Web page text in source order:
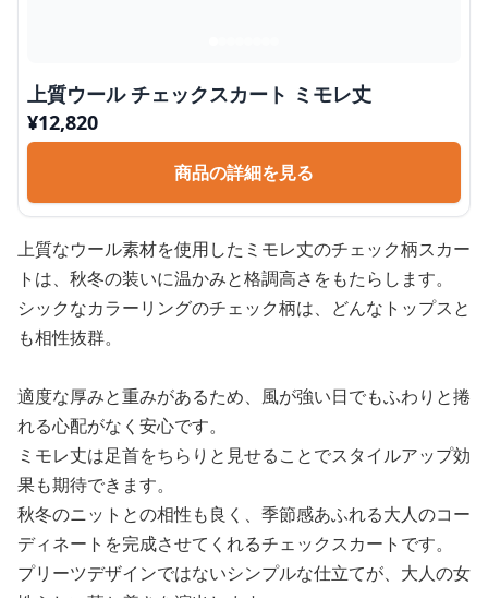
上質ウール チェックスカート ミモレ丈
¥12,820
商品の詳細を見る
上質なウール素材を使用したミモレ丈のチェック柄スカー
トは、秋冬の装いに温かみと格調高さをもたらします。
シックなカラーリングのチェック柄は、どんなトップスと
も相性抜群。
適度な厚みと重みがあるため、風が強い日でもふわりと捲
れる心配がなく安心です。
ミモレ丈は足首をちらりと見せることでスタイルアップ効
果も期待できます。
秋冬のニットとの相性も良く、季節感あふれる大人のコー
ディネートを完成させてくれるチェックスカートです。
プリーツデザインではないシンプルな仕立てが、大人の女